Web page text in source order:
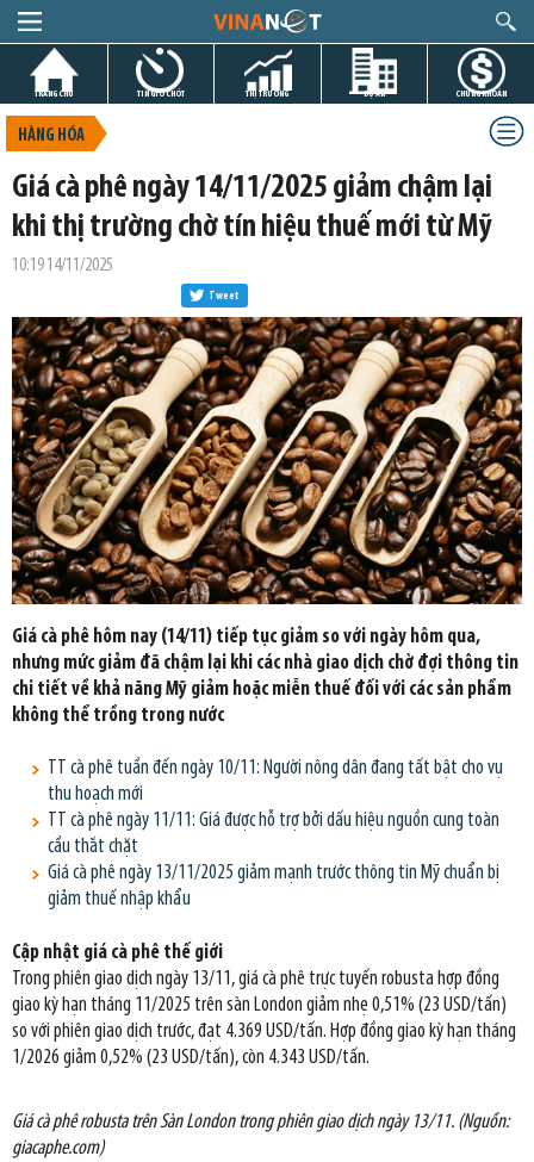
TRANG CHỦ TIN GIỜ CHÓT THỊ TRƯỜNG DỰ ÁN CHỨNG KHOÁN
HÀNG HÓA
Giá cà phê ngày 14/11/2025 giảm chậm lại
khi thị trường chờ tín hiệu thuế mới từ Mỹ
10:19 14/11/2025
Tweet
Giá cà phê hôm nay (14/11) tiếp tục giảm so với ngày hôm qua,
nhưng mức giảm đã chậm lại khi các nhà giao dịch chờ đợi thông tin
chi tiết về khả năng Mỹ giảm hoặc miễn thuế đối với các sản phẩm
không thể trồng trong nước
TT cà phê tuần đến ngày 10/11: Người nông dân đang tất bật cho vụ
thu hoạch mới
TT cà phê ngày 11/11: Giá được hỗ trợ bởi dấu hiệu nguồn cung toàn
cầu thắt chặt
Giá cà phê ngày 13/11/2025 giảm mạnh trước thông tin Mỹ chuẩn bị
giảm thuế nhập khẩu
Cập nhật giá cà phê thế giới
Trong phiên giao dịch ngày 13/11, giá cà phê trực tuyến robusta hợp đồng
giao kỳ hạn tháng 11/2025 trên sàn London giảm nhẹ 0,51% (23 USD/tấn)
so với phiên giao dịch trước, đạt 4.369 USD/tấn. Hợp đồng giao kỳ hạn tháng
1/2026 giảm 0,52% (23 USD/tấn), còn 4.343 USD/tấn.
Giá cà phê robusta trên Sàn London trong phiên giao dịch ngày 13/11. (Nguồn:
giacaphe.com)